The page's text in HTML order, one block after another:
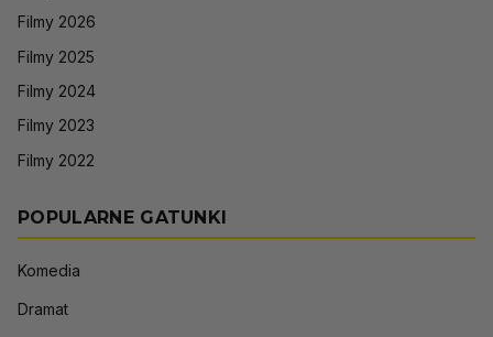
Filmy 2026
Filmy 2025
Filmy 2024
Filmy 2023
Filmy 2022
POPULARNE GATUNKI
Komedia
Dramat